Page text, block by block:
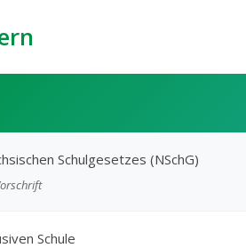
Schulgesetzes (NSchG)
Schule